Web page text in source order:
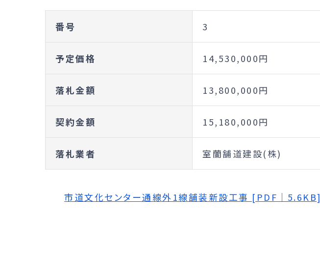
番号 3
予定価格 14,530,000円
落札金額 13,800,000円
契約金額 15,180,000円
落札業者 室蘭舗道建設(株)
市道文化センター通線外1線舗装新設工事 [PDF｜5.6KB]